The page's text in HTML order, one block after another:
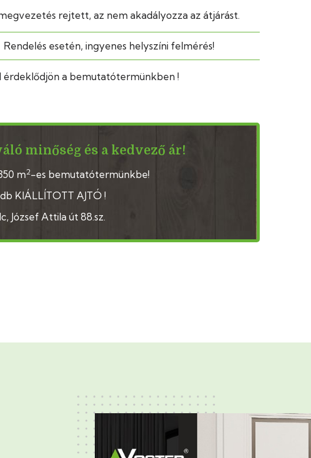
rejtett, az nem akadályozza az átjárást.
Rendelés esetén, ingyenes helyszíni felmérés!
a bemutatótermünkben !
minőség és a kedvező ár!
m2-es bemutatótermünkbe!
KIÁLLÍTOTT AJTÓ !
József Attila út 88.sz.